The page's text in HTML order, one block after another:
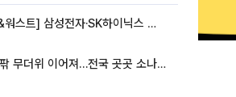
[베스트&워스트] 삼성전자·SK하이닉스 밀린 한 주…상상인증권은 85% 급등
35도 안팎 무더위 이어져…전국 곳곳 소나기 [오늘 날씨]